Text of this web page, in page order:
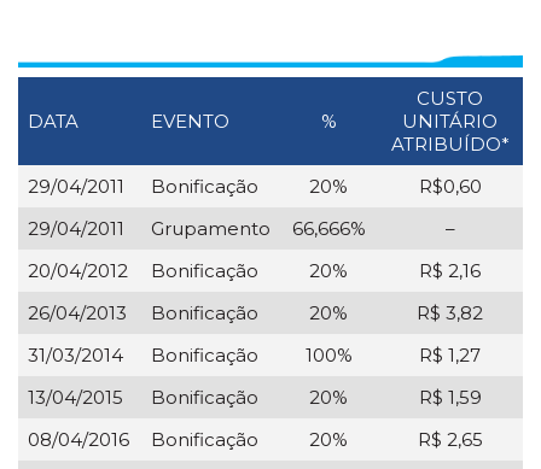
DATA EVENTO %
CUSTO
UNITÁRIO
ATRIBUÍDO*
29/04/2011
Bonificação 20%
R$0,60
29/04/2011
Grupamento 66,666%
–
20/04/2012
Bonificação 20%
R$ 2,16
26/04/2013
Bonificação 20%
R$ 3,82
31/03/2014
Bonificação 100%
R$ 1,27
13/04/2015
Bonificação 20%
R$ 1,59
08/04/2016
Bonificação 20%
R$ 2,65